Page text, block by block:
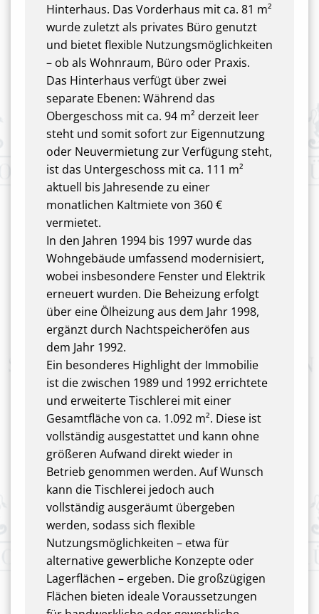
Hinterhaus. Das Vorderhaus mit ca. 81 m²
wurde zuletzt als privates Büro genutzt
und bietet flexible Nutzungsmöglichkeiten
– ob als Wohnraum, Büro oder Praxis.
Das Hinterhaus verfügt über zwei
separate Ebenen: Während das
Obergeschoss mit ca. 94 m² derzeit leer
steht und somit sofort zur Eigennutzung
oder Neuvermietung zur Verfügung steht,
ist das Untergeschoss mit ca. 111 m²
aktuell bis Jahresende zu einer
monatlichen Kaltmiete von 360 €
vermietet.
In den Jahren 1994 bis 1997 wurde das
Wohngebäude umfassend modernisiert,
wobei insbesondere Fenster und Elektrik
erneuert wurden. Die Beheizung erfolgt
über eine Ölheizung aus dem Jahr 1998,
ergänzt durch Nachtspeicheröfen aus
dem Jahr 1992.
Ein besonderes Highlight der Immobilie
ist die zwischen 1989 und 1992 errichtete
und erweiterte Tischlerei mit einer
Gesamtfläche von ca. 1.092 m². Diese ist
vollständig ausgestattet und kann ohne
größeren Aufwand direkt wieder in
Betrieb genommen werden. Auf Wunsch
kann die Tischlerei jedoch auch
vollständig ausgeräumt übergeben
werden, sodass sich flexible
Nutzungsmöglichkeiten – etwa für
alternative gewerbliche Konzepte oder
Lagerflächen – ergeben. Die großzügigen
Flächen bieten ideale Voraussetzungen